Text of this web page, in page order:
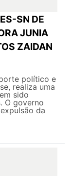
SN DE
JUNIA
ZAIDAN
político e
realiza uma
sido
O governo
da